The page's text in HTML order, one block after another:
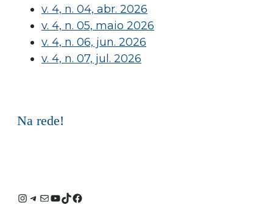
v. 4, n. 04, abr. 2026
v. 4, n. 05, maio 2026
v. 4, n. 06, jun. 2026
v. 4, n. 07, jul. 2026
Na rede!
Instagram
Telegram
E-Youtube
TikTok
Facebook